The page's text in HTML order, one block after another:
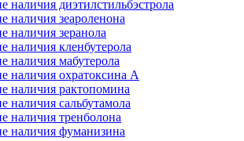
наличия диэтилстильбэстрола
наличия зеароленона
наличия зеранола
наличия кленбутерола
наличия мабутерола
наличия охратоксина А
наличия рактопомина
наличия сальбутамола
наличия тренболона
наличия фуманизина